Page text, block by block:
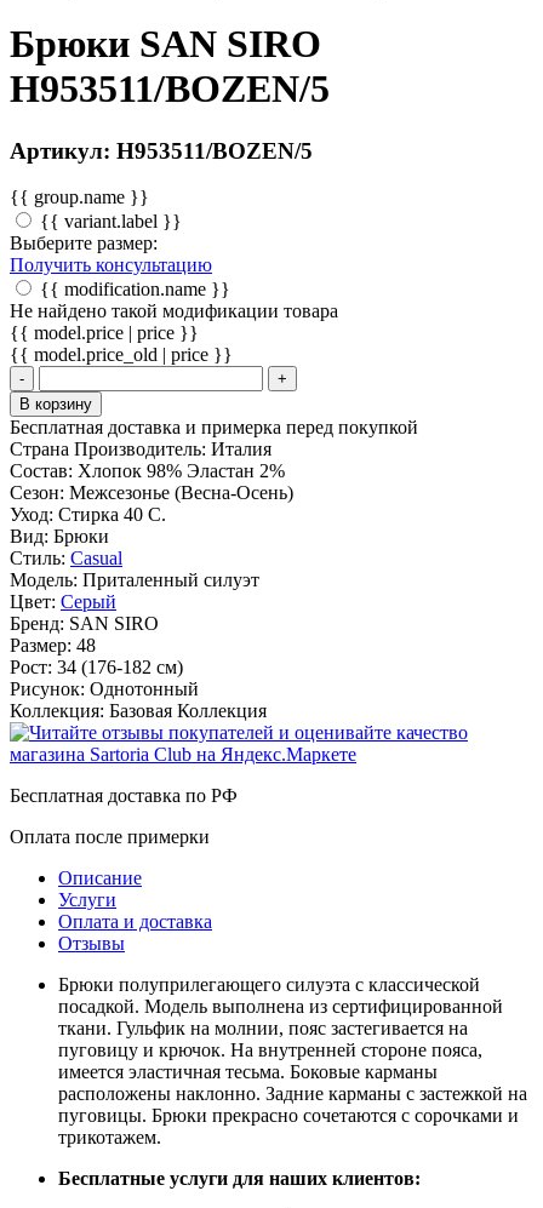
Брюки SAN SIRO
H953511/BOZEN/5
Артикул: H953511/BOZEN/5
{{ group.name }}
{{ variant.label }}
Выберите размер:
Получить консультацию
{{ modification.name }}
Не найдено такой модификации товара
{{ model.price | price }}
{{ model.price_old | price }}
-
+
В корзину
Бесплатная доставка и примерка перед покупкой
Страна Производитель: Италия
Состав: Хлопок 98% Эластан 2%
Сезон: Межсезонье (Весна-Осень)
Уход: Стирка 40 С.
Вид: Брюки
Стиль: Casual
Модель: Приталенный силуэт
Цвет: Серый
Бренд: SAN SIRO
Размер: 48
Рост: 34 (176-182 см)
Рисунок: Однотонный
Коллекция: Базовая Коллекция
Бесплатная доставка по РФ
Оплата после примерки
Описание
Услуги
Оплата и доставка
Отзывы
Брюки полуприлегающего силуэта с классической
посадкой. Модель выполнена из сертифицированной
ткани. Гульфик на молнии, пояс застегивается на
пуговицу и крючок. На внутренней стороне пояса,
имеется эластичная тесьма. Боковые карманы
расположены наклонно. Задние карманы с застежкой на
пуговицы. Брюки прекрасно сочетаются с сорочками и
трикотажем.
Бесплатные услуги для наших клиентов: